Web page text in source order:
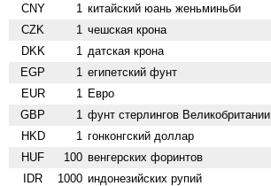
CNY 1 китайский юань женьминьби
CZK 1 чешская крона
DKK 1 датская крона
EGP 1 египетский фунт
EUR 1 Евро
GBP 1 фунт стерлингов Велико­британии
HKD 1 гонконгский доллар
HUF 100 венгерских форинтов
IDR 1000 индонезийских рупий